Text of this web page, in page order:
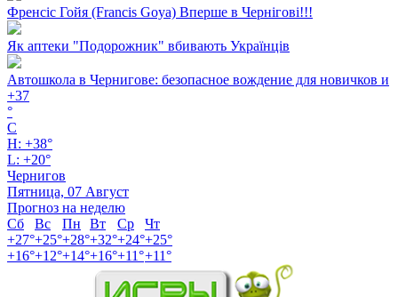
Френсіс Гойя (Francis Goya) Вперше в Чернігові!!!
Як аптеки "Подорожник" вбивають Українців
Автошкола в Чернигове: безопасное вождение для новичков и
+37
°
C
H: +38°
L: +20°
Чернигов
Пятница, 07 Август
Прогноз на неделю
Сб
Вс Пн Вт Ср
Чт
+27°+25°+28°+32°+24°+25°
+16°+12°+14°+16°+11°+11°